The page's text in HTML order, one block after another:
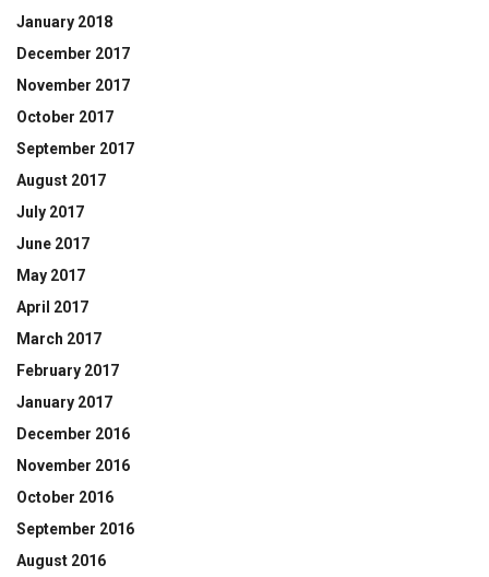
January 2018
December 2017
November 2017
October 2017
September 2017
August 2017
July 2017
June 2017
May 2017
April 2017
March 2017
February 2017
January 2017
December 2016
November 2016
October 2016
September 2016
August 2016